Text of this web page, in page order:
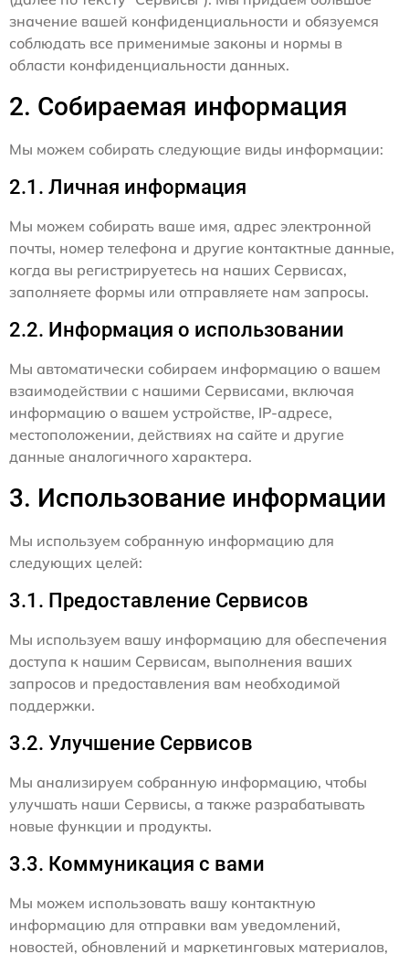
значение вашей конфиденциальности и обязуемся
соблюдать все применимые законы и нормы в
области конфиденциальности данных.
2. Собираемая информация
Мы можем собирать следующие виды информации:
2.1. Личная информация
Мы можем собирать ваше имя, адрес электронной
почты, номер телефона и другие контактные данные,
когда вы регистрируетесь на наших Сервисах,
заполняете формы или отправляете нам запросы.
2.2. Информация о использовании
Мы автоматически собираем информацию о вашем
взаимодействии с нашими Сервисами, включая
информацию о вашем устройстве, IP-адресе,
местоположении, действиях на сайте и другие
данные аналогичного характера.
3. Использование информации
Мы используем собранную информацию для
следующих целей:
3.1. Предоставление Сервисов
Мы используем вашу информацию для обеспечения
доступа к нашим Сервисам, выполнения ваших
запросов и предоставления вам необходимой
поддержки.
3.2. Улучшение Сервисов
Мы анализируем собранную информацию, чтобы
улучшать наши Сервисы, а также разрабатывать
новые функции и продукты.
3.3. Коммуникация с вами
Мы можем использовать вашу контактную
информацию для отправки вам уведомлений,
новостей, обновлений и маркетинговых материалов,